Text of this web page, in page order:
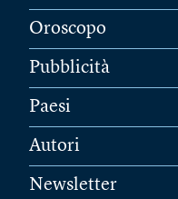
Oroscopo
Pubblicità
Paesi
Autori
Newsletter